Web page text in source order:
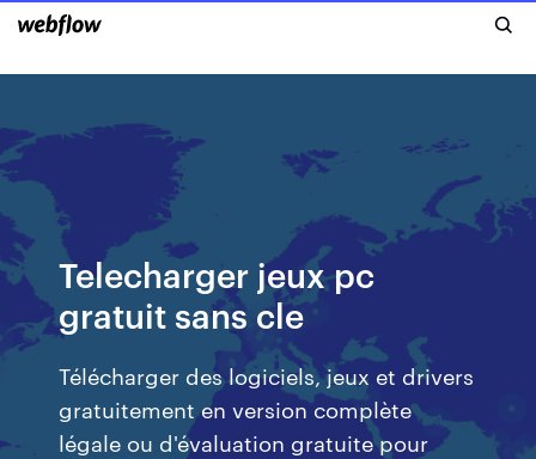
Telecharger jeux pc
gratuit sans cle
Télécharger des logiciels, jeux et drivers
gratuitement en version complète
légale ou d'évaluation gratuite pour